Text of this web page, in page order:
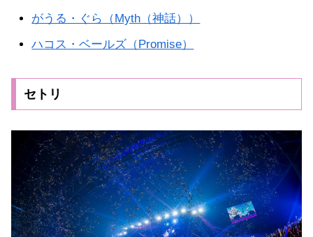
がうる・ぐら（Myth（神話））
ハコス・ベールズ（Promise）
セトリ